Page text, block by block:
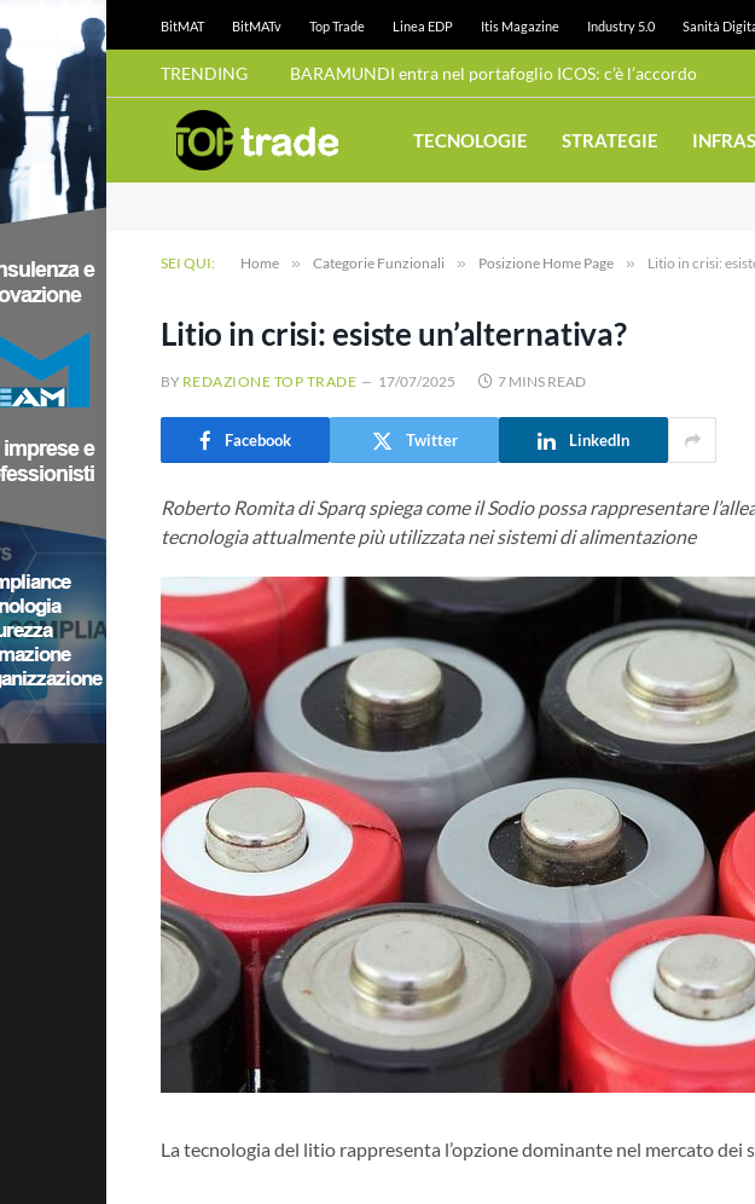
BitMAT BitMATv Top Trade Linea EDP Itis Magazine Industry 5.0 Sanità
TRENDING BARAMUNDI entra nel portafoglio ICOS: c’è l’accordo
TECNOLOGIE STRATEGIE
SEI QUI: Home » Categorie Funzionali » Posizione Home Page » Litio in crisi:
Litio in crisi: esiste un’alternativa?
BY REDAZIONE TOP TRADE 17/07/2025 7 MINS READ
Facebook Twitter LinkedIn
Roberto Romita di Sparq spiega come il Sodio possa rappresentare
tecnologia attualmente più utilizzata nei sistemi di alimentazione
La tecnologia del litio rappresenta l’opzione dominante nel mercato dei